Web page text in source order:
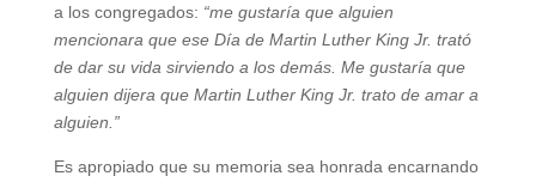
a los congregados: “me gustaría que alguien
mencionara que ese Día de Martin Luther King Jr. trató
de dar su vida sirviendo a los demás. Me gustaría que
alguien dijera que Martin Luther King Jr. trato de amar a
alguien.”
Es apropiado que su memoria sea honrada encarnando